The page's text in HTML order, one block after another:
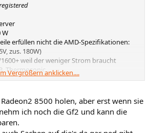
W
erfüllen nicht die AMD-Spezifikationen:
zus. 180W)
1600+ weil der weniger Strom braucht
Thermosonic
KT 266A
7500 Festplatte: Seagate Barracuda IV (sehr
Aufpreis in ein DVD-Laufwerk
95p (19") Preis: ca. 460 SF
Vergrößern anklicken....
8500 holen, aber erst wenn sie
ich noch die Gf2 und kann die